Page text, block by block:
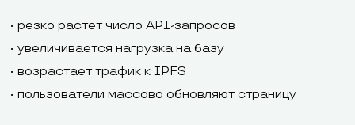
• резко растёт число API-запросов
• увеличивается нагрузка на базу
• возрастает трафик к IPFS
• пользователи массово обновляют страницу